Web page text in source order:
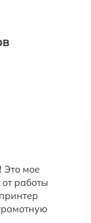
Это мое
работы